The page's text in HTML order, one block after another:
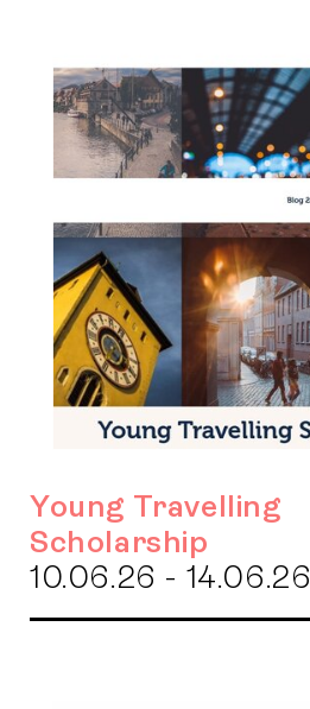
Young Travelling
Scholarship
10.06.26 - 14.06.26